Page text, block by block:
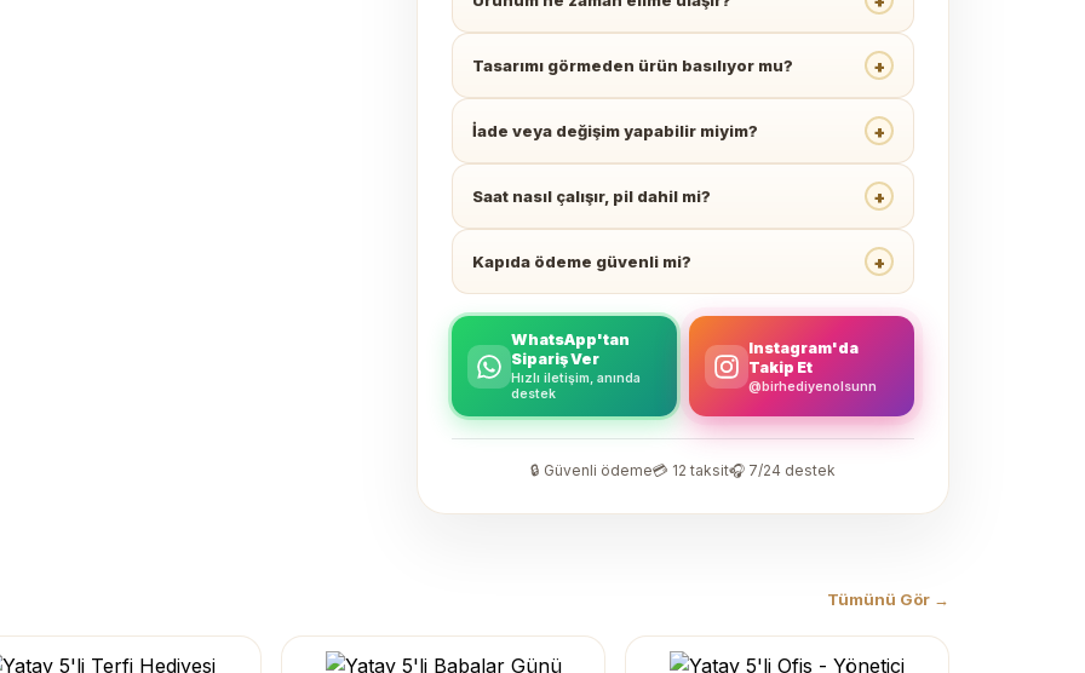
Tasarımı görmeden ürün basılıyor mu? +
İade veya değişim yapabilir miyim? +
Saat nasıl çalışır, pil dahil mi? +
Kapıda ödeme güvenli mi? +
WhatsApp'tan
Sipariş Ver
Hızlı iletişim, anında
destek
Instagram'da
Takip Et
@birhediyenolsunn
🔒 Güvenli ödeme💳 12 taksit🎧 7/24 destek
Tümünü Gör →